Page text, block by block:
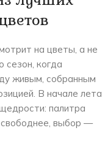
на цветы, а не
сезон, когда
живым, собранным
В начале лета
палитра
выбор —